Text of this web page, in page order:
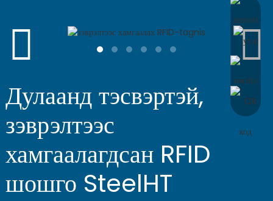
Дулаанд тэсвэртэй,
зэврэлтээс
хамгаалагдсан RFID
шошго SteelHT